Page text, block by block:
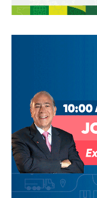
dejando el control
modificar el
Agua abrió un
afectados y una
Derechos
presidenteAndrés
una petición del
un “a lo mejor se lo
trámite
del Agua asegura